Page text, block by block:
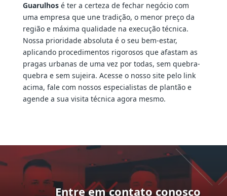
Guarulhosé ter a certeza de fechar negócio com
uma empresa que une tradição, o menor preço da
região e máxima qualidade na execução técnica.
Nossa prioridade absoluta é o seu bem-estar,
aplicando procedimentos rigorosos que afastam as
pragas urbanas de uma vez por todas, sem quebra-
quebra e sem sujeira. Acesse o nosso site pelo link
acima, fale com nossos especialistas de plantão e
agende a sua visita técnica agora mesmo.
Entre em contato conosco